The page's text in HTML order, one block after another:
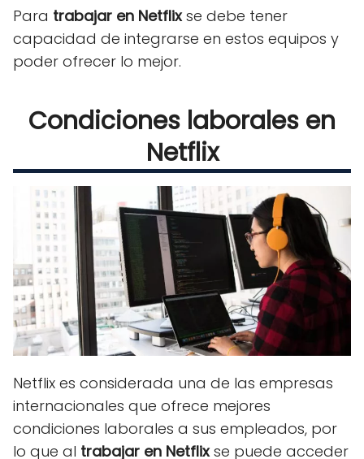
Para trabajar en Netflixse debe tener
capacidad de integrarse en estos equipos y
poder ofrecer lo mejor.
Condiciones laborales en
Netflix
Netflix es considerada una de las empresas
internacionales que ofrece mejores
condiciones laborales a sus empleados, por
lo que al trabajar en Netflixse puede acceder